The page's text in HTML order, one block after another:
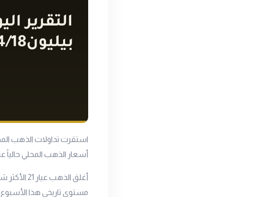
استقرت تداولات الذهب
أسعار الذهب المحلي
أغلق الذهب عيار 21
مستوى تاريخي هذا الأسبوع عند 4790 جنيه